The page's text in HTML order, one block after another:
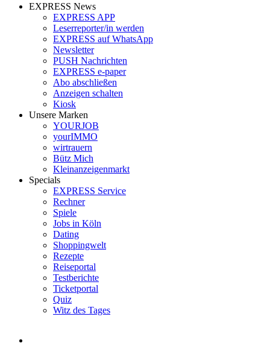
EXPRESS News
EXPRESS APP
Leserreporter/in werden
EXPRESS auf WhatsApp
Newsletter
PUSH Nachrichten
EXPRESS e-paper
Abo abschließen
Anzeigen schalten
Kiosk
Unsere Marken
YOURJOB
yourIMMO
wirtrauern
Bütz Mich
Kleinanzeigenmarkt
Specials
EXPRESS Service
Rechner
Spiele
Jobs in Köln
Dating
Shoppingwelt
Rezepte
Reiseportal
Testberichte
Ticketportal
Quiz
Witz des Tages